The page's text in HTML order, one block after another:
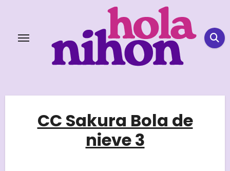
content
CC Sakura Bola de
nieve 3